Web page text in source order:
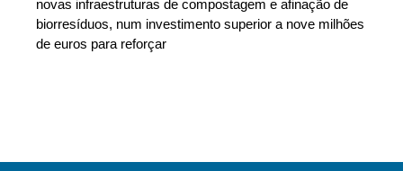
novas infraestruturas de compostagem e afinação de
biorresíduos, num investimento superior a nove milhões
de euros para reforçar